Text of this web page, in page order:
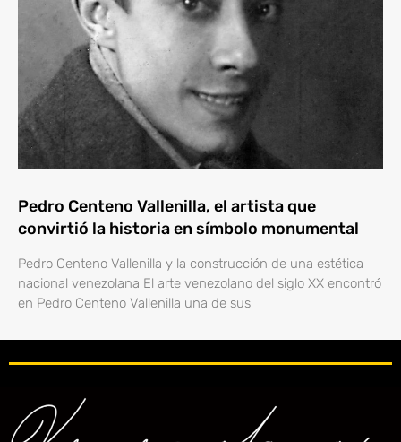
Pedro Centeno Vallenilla, el artista que
convirtió la historia en símbolo monumental
Pedro Centeno Vallenilla y la construcción de una estética
nacional venezolana El arte venezolano del siglo XX encontró
en Pedro Centeno Vallenilla una de sus